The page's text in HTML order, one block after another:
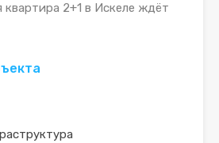
2+1 в Искеле ждёт